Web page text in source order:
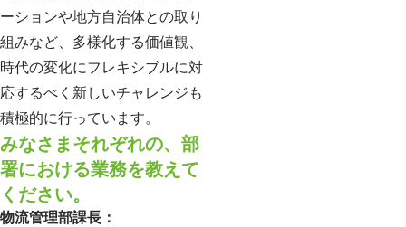
ーションや地方自治体との取り
組みなど、多様化する価値観、
時代の変化にフレキシブルに対
応するべく新しいチャレンジも
積極的に行っています。
みなさまそれぞれの、部
署における業務を教えて
ください。
物流管理部課長：